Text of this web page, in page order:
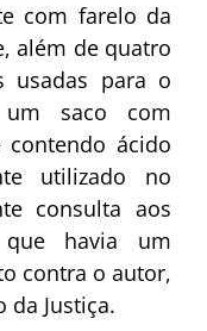
com farelo da
além de quatro
usadas para o
um saco com
ácido
utilizado no
consulta aos
havia um
contra o autor,
da Justiça.